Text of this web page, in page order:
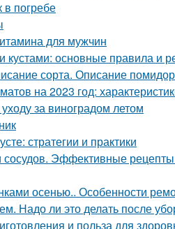
в погребе
для мужчин
кустами: основные правила и
сорта. Описание
на 2023 год:
за виноградом летом
стратегии и практики
Эффективные рецепты
осенью.. Особенности
Надо ли это делать после
и польза для